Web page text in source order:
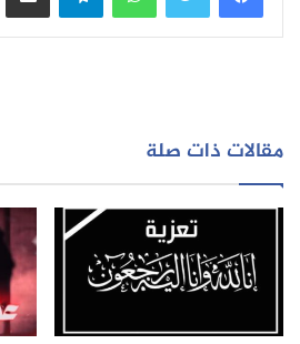
أمرهم
مقالات ذات صلة